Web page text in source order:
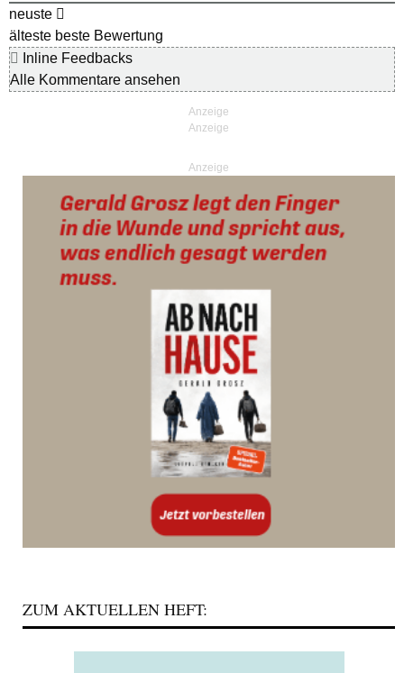
neuste
älteste beste Bewertung
Inline Feedbacks
Alle Kommentare ansehen
Anzeige
ZUM AKTUELLEN HEFT: